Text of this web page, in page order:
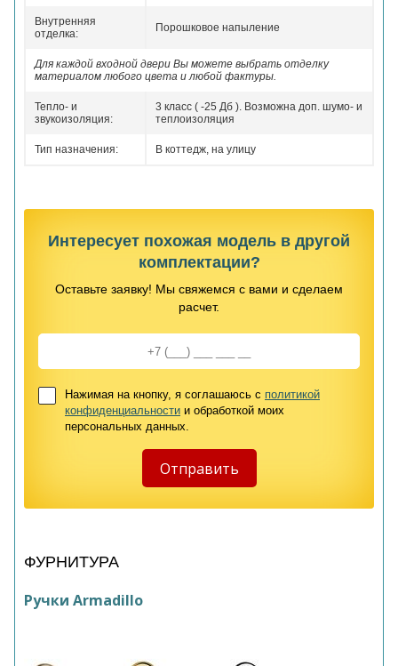
Внутренняя
отделка:
Порошковое напыление
Для каждой входной двери Вы можете выбрать отделку
материалом любого цвета и любой фактуры.
Тепло- и
звукоизоляция:
3 класс ( -25 Дб ). Возможна доп. шумо- и
теплоизоляция
Тип назначения: В коттедж, на улицу
Интересует похожая модель в другой
комплектации?
Оставьте заявку! Мы свяжемся с вами и сделаем
расчет.
Нажимая на кнопку, я соглашаюсь с политикой
конфиденциальности и обработкой моих
персональных данных.
ФУРНИТУРА
Ручки Armadillo